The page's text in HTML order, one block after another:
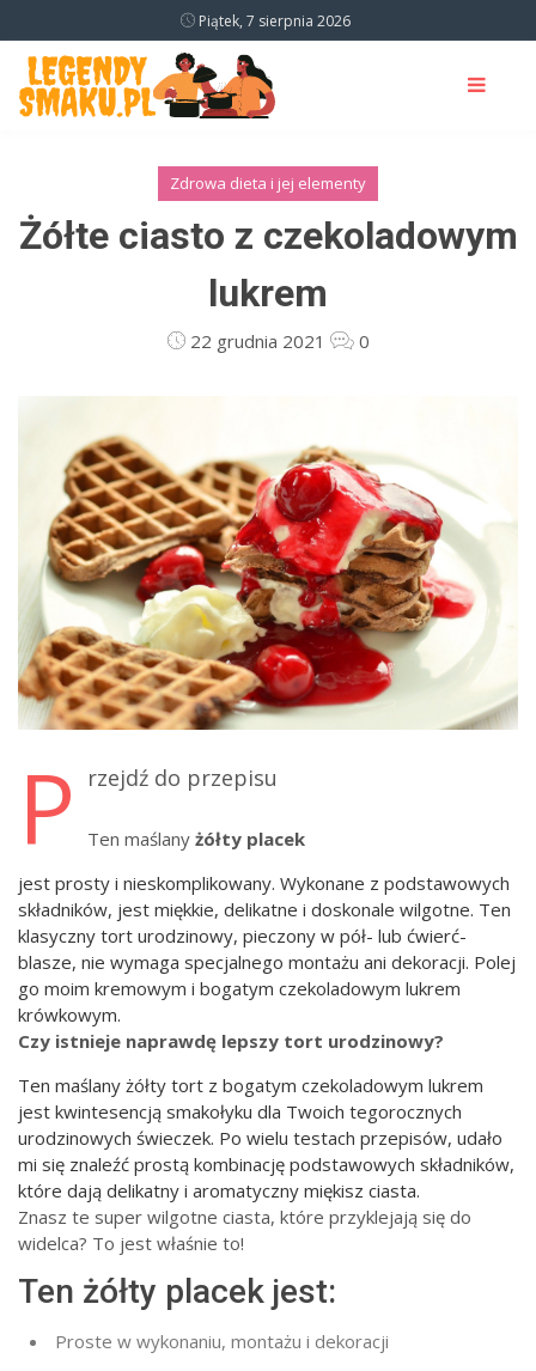
Piątek, 7 sierpnia 2026
Zdrowa dieta i jej elementy
Żółte ciasto z czekoladowym
lukrem
22 grudnia 2021 0
P rzejdź do przepisu
Ten maślany żółty placek
jest prosty i nieskomplikowany. Wykonane z podstawowych
składników, jest miękkie, delikatne i doskonale wilgotne. Ten
klasyczny tort urodzinowy, pieczony w pół- lub ćwierć-
blasze, nie wymaga specjalnego montażu ani dekoracji. Polej
go moim kremowym i bogatym czekoladowym lukrem
krówkowym.
Czy istnieje naprawdę lepszy tort urodzinowy?
Ten maślany żółty tort z bogatym czekoladowym lukrem
jest kwintesencją smakołyku dla Twoich tegorocznych
urodzinowych świeczek. Po wielu testach przepisów, udało
mi się znaleźć prostą kombinację podstawowych składników,
które dają delikatny i aromatyczny miękisz ciasta.
Znasz te super wilgotne ciasta, które przyklejają się do
widelca? To jest właśnie to!
Ten żółty placek jest:
Proste w wykonaniu, montażu i dekoracji